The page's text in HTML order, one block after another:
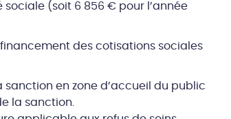
(soit 6 856 € pour l’année
des cotisations sociales
en zone d’accueil du public
la sanction.